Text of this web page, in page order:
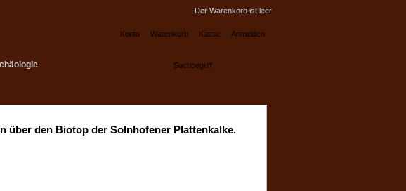
Konto Warenkorb Kasse Anmelden
Der Warenkorb ist leer
über den Biotop der Solnhofener Plattenkalke.